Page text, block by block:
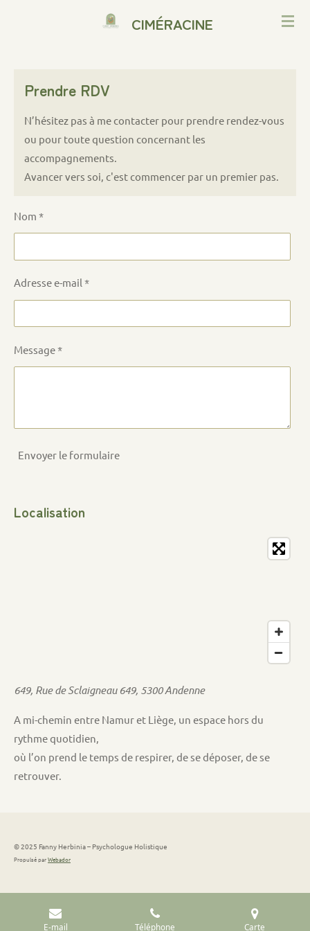
CIMÉRACINE
Prendre RDV
N’hésitez pas à me contacter pour prendre rendez-vous
ou pour toute question concernant les
accompagnements.
Avancer vers soi, c'est commencer par un premier pas.
Nom *
Adresse e-mail *
Message *
Envoyer le formulaire
Localisation
649, Rue de Sclaigneau 649, 5300 Andenne
A mi-chemin entre Namur et Liège, un espace hors du
rythme quotidien,
où l’on prend le temps de respirer, de se déposer, de se
retrouver.
© 2025 Fanny Herbinia – Psychologue Holistique
Propulsé parWebador
E-mail Téléphone Carte